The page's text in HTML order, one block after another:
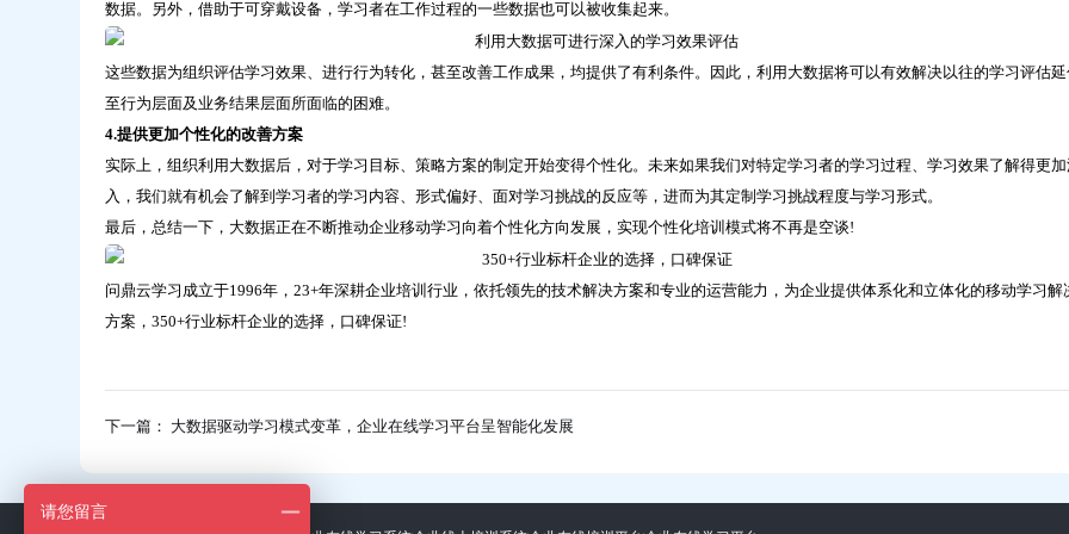
数据。另外，借助于可穿戴设备，学习者在工作过程的一些数据也可以被收集起来。
这些数据为组织评估学习效果、进行行为转化，甚至改善工作成果，均提供了有利条件。因此，利用大数据将可以有效解决以往的学习评估延
至行为层面及业务结果层面所面临的困难。
4.提供更加个性化的改善方案
实际上，组织利用大数据后，对于学习目标、策略方案的制定开始变得个性化。未来如果我们对特定学习者的学习过程、学习效果了解得更加
入，我们就有机会了解到学习者的学习内容、形式偏好、面对学习挑战的反应等，进而为其定制学习挑战程度与学习形式。
最后，总结一下，大数据正在不断推动企业移动学习向着个性化方向发展，实现个性化培训模式将不再是空谈!
问鼎云学习成立于1996年，23+年深耕企业培训行业，依托领先的技术解决方案和专业的运营能力，为企业提供体系化和立体化的移动学习解
方案，350+行业标杆企业的选择，口碑保证!
下一篇： 大数据驱动学习模式变革，企业在线学习平台呈智能化发展
请您留言